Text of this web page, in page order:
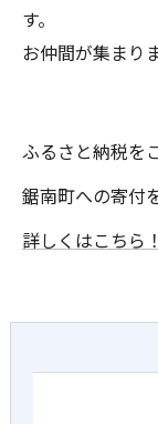
す。
お仲間が集まり
ふるさと納税を
鋸南町への寄付
詳しくはこちら！